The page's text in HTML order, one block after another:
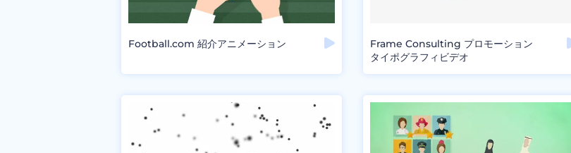
Football.com 紹介アニメーション
Frame Consulting プロモーション
タイポグラフィビデオ